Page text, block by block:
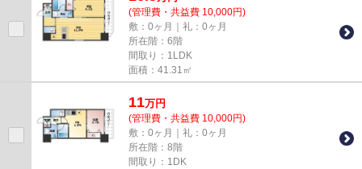
(管理費・共益費 10,000円)
敷：0ヶ月｜礼：0ヶ月
所在階：6階
間取り：1LDK
面積：41.31㎡
11万円
(管理費・共益費 10,000円)
敷：0ヶ月｜礼：0ヶ月
所在階：8階
間取り：1DK